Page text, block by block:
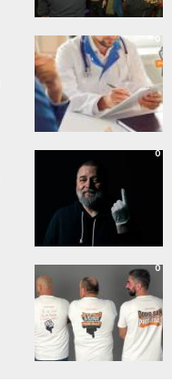
0
0
0